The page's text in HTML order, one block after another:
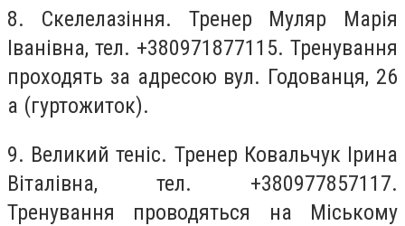
8. Скелелазіння. Тренер Муляр Марія
Іванівна, тел. +380971877115. Тренування
проходять за адресою вул. Годованця, 26
а (гуртожиток).
9. Великий теніс. Тренер Ковальчук Ірина
Віталівна, тел. +380977857117.
Тренування проводяться на Міському